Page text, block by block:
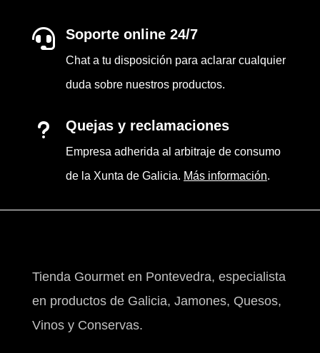
 Soporte online 24/7
Chat a tu disposición para aclarar cualquier
duda sobre nuestros productos.
u Quejas y reclamaciones
Empresa adherida al arbitraje de consumo
de la Xunta de Galicia. Más información.
Tienda Gourmet en Pontevedra, especialista
en productos de Galicia, Jamones, Quesos,
Vinos y Conservas.